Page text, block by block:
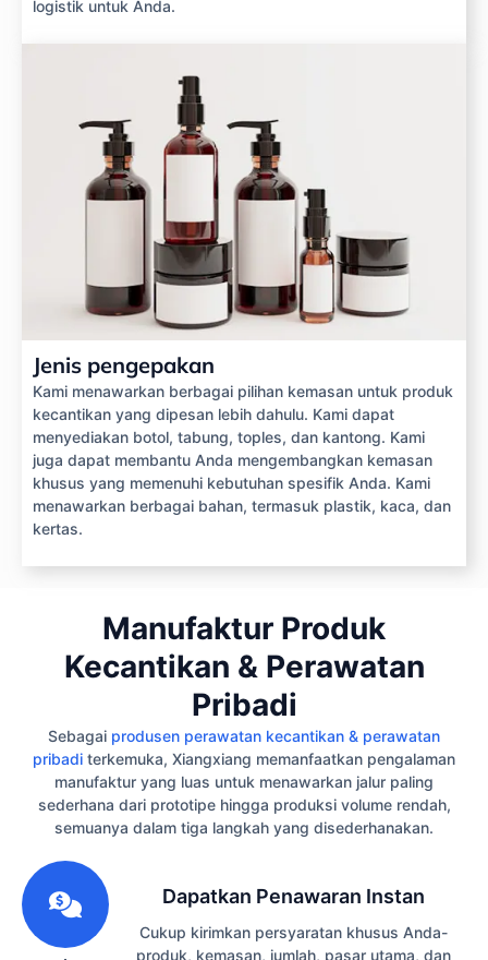
logistik untuk Anda.
Jenis pengepakan
Kami menawarkan berbagai pilihan kemasan untuk produk
kecantikan yang dipesan lebih dahulu. Kami dapat
menyediakan botol, tabung, toples, dan kantong. Kami
juga dapat membantu Anda mengembangkan kemasan
khusus yang memenuhi kebutuhan spesifik Anda. Kami
menawarkan berbagai bahan, termasuk plastik, kaca, dan
kertas.
Manufaktur Produk
Kecantikan & Perawatan
Pribadi
Sebagai produsen perawatan kecantikan & perawatan
pribadi terkemuka, Xiangxiang memanfaatkan pengalaman
manufaktur yang luas untuk menawarkan jalur paling
sederhana dari prototipe hingga produksi volume rendah,
semuanya dalam tiga langkah yang disederhanakan.
Dapatkan Penawaran Instan
Cukup kirimkan persyaratan khusus Anda-
produk, kemasan, jumlah, pasar utama, dan